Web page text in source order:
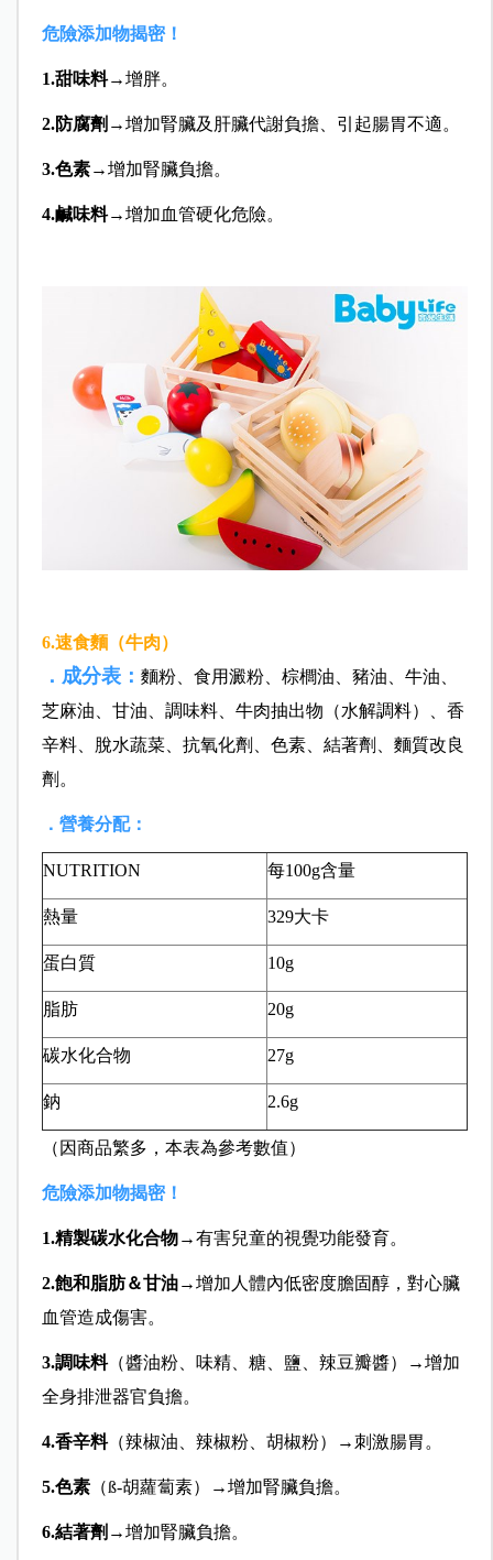
危險添加物揭密！
1.甜味料→增胖。
2.防腐劑 →增加腎臟及肝臟代謝負擔、引起腸胃不適。
3.色素→增加腎臟負擔。
4.鹹味料→增加血管硬化危險。
6.速食麵（牛肉）
．成分表： 麵粉、食用澱粉、棕櫚油、豬油、牛油、
芝麻油、甘油、調味料、牛肉抽出物（水解調料）、香
辛料、脫水蔬菜、抗氧化劑、色素、結著劑、麵質改良
劑。
．營養分配：
NUTRITION 每100g含量
熱量 329大卡
蛋白質 10g
脂肪 20g
碳水化合物 27g
鈉 2.6g
（因商品繁多，本表為參考數值）
危險添加物揭密！
1.精製碳水化合物→有害兒童的視覺功能發育。
2.飽和脂肪＆甘油→增加人體內低密度膽固醇，對心臟
血管造成傷害。
3.調味料（醬油粉、味精、糖、鹽、辣豆瓣醬）→增加
全身排泄器官負擔。
4.香辛料（辣椒油、辣椒粉、胡椒粉）→刺激腸胃。
5.色素（ß-胡蘿蔔素）→增加腎臟負擔。
6.結著劑 →增加腎臟負擔。